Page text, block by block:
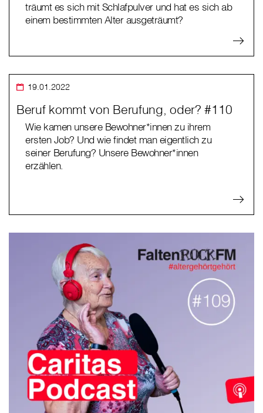
träumt es sich mit Schlafpulver und hat es sich ab
einem bestimmten Alter ausgeträumt?
19.01.2022
Beruf kommt von Berufung, oder? #110
Wie kamen unsere Bewohner*innen zu ihrem
ersten Job? Und wie findet man eigentlich zu
seiner Berufung? Unsere Bewohner*innen
erzählen.